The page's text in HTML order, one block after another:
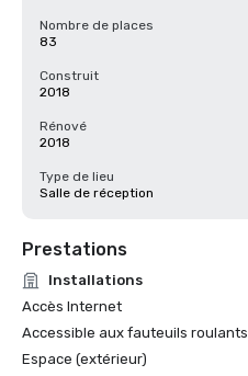
Nombre de places
83
Construit
2018
Rénové
2018
Type de lieu
Salle de réception
Prestations
Installations
Accès Internet
Accessible aux fauteuils roulants
Espace (extérieur)